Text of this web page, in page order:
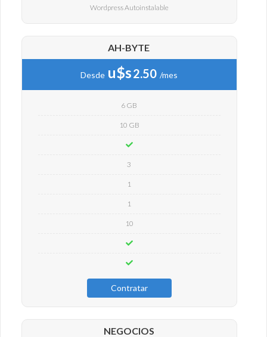
Wordpress Autoinstalable
AH-BYTE
Desde u$s2.50 /mes
6 GB
10 GB
3
1
1
10
Contratar
NEGOCIOS